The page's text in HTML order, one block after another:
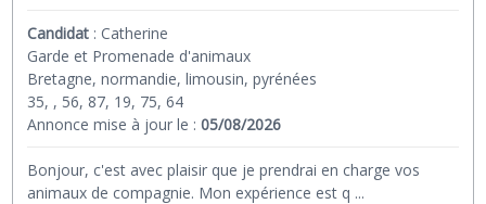
Candidat : Catherine
Garde et Promenade d'animaux
Bretagne, normandie, limousin, pyrénées
35, , 56, 87, 19, 75, 64
Annonce mise à jour le :05/08/2026
Bonjour, c'est avec plaisir que je prendrai en charge vos
animaux de compagnie. Mon expérience est q ...